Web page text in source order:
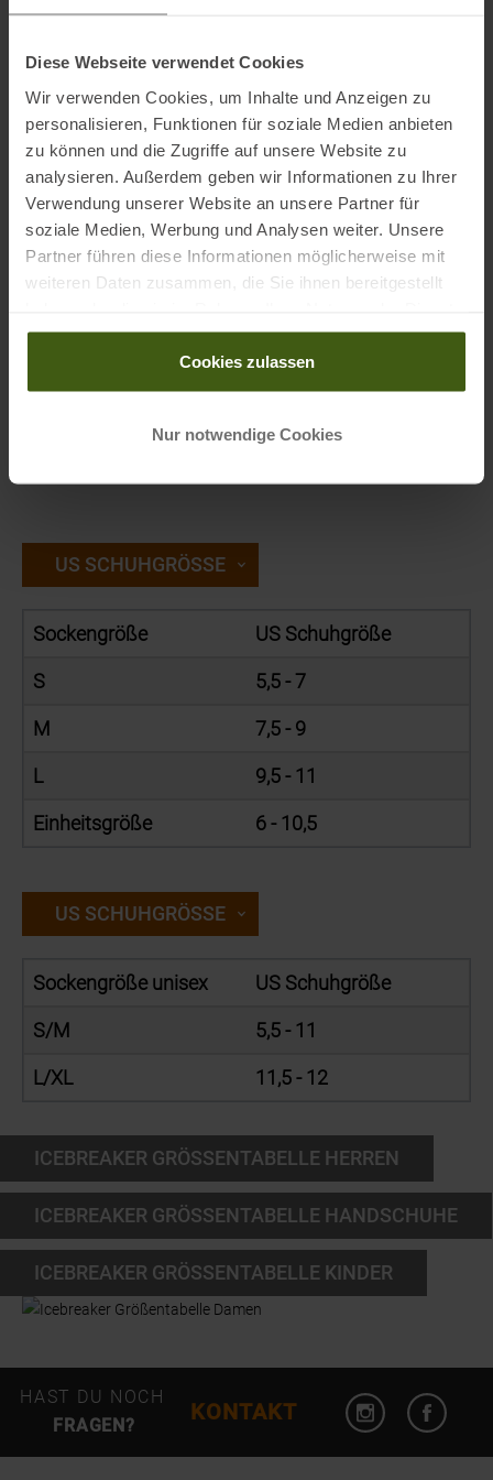
Diese Webseite verwendet Cookies
Wir verwenden Cookies, um Inhalte und Anzeigen zu
personalisieren, Funktionen für soziale Medien anbieten
zu können und die Zugriffe auf unsere Website zu
analysieren. Außerdem geben wir Informationen zu Ihrer
Verwendung unserer Website an unsere Partner für
soziale Medien, Werbung und Analysen weiter. Unsere
Partner führen diese Informationen möglicherweise mit
weiteren Daten zusammen, die Sie ihnen bereitgestellt
gesammelt haben.
Cookies zulassen
Nur notwendige Cookies
Numerische Größen 26
EU 32
UK 6
US 2
IT
FR 34
Alphabetische Größe XS
US SCHUHGRÖSSE
Sockengröße US Schuhgröße
S 5,5 - 7
M 7,5 - 9
L 9,5 - 11
Einheitsgröße 6 - 10,5
US SCHUHGRÖSSE
Sockengröße unisex US Schuhgröße
S/M 5,5 - 11
L/XL 11,5 - 12
ICEBREAKER GRÖSSENTABELLE HERREN
ICEBREAKER GRÖSSENTABELLE HANDSCHUHE
ICEBREAKER GRÖSSENTABELLE KINDER
HAST DU NOCH
FRAGEN?
KONTAKT
Instagram